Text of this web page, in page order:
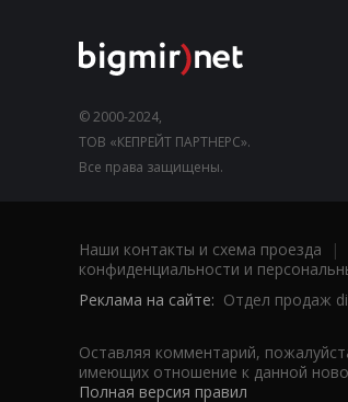
© 2000-2024,
ТОВ «КЕПРЕЙТ ПАРТНЕРС».
Все права защищены.
Наши контакты и схема проезда |
конфиденциальности и
Реклама на сайте: Отдел продаж
Оставляя комментарий,
имеющих отношение к данной
Полная версия правил